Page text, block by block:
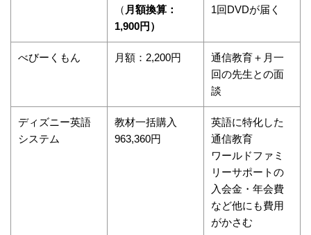
（ 月額換算：
1,900円）
1回DVDが届く
べびーくもん 月額：2,200円
通信教育＋月一
回の先生との面
談
ディズニー英語
システム
教材一括購入
963,360円
英語に特化した
通信教育
ワールドファミ
リーサポートの
入会金・年会費
など他にも費用
がかさむ